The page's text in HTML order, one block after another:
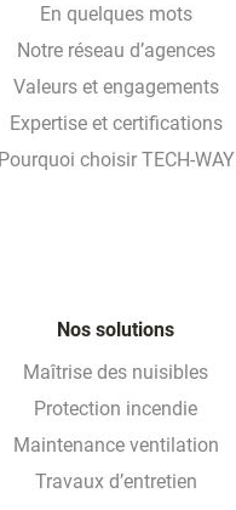
En quelques mots
Notre réseau d’agences
Valeurs et engagements
Expertise et certifications
Pourquoi choisir TECH-WAY
Nos solutions
Maîtrise des nuisibles
Protection incendie
Maintenance ventilation
Travaux d’entretien